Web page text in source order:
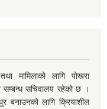
मामिलाको लागि पोखरा
सम्बन्ध सचिवालय रहेको छ ।
बनाउनको लागि क्रियाशील